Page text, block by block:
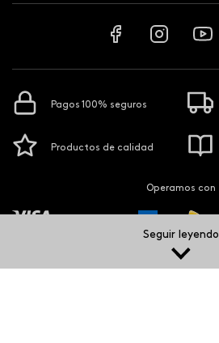
Seguir leyendo
Pagos 100% seguros
Productos de calidad
Operamos con